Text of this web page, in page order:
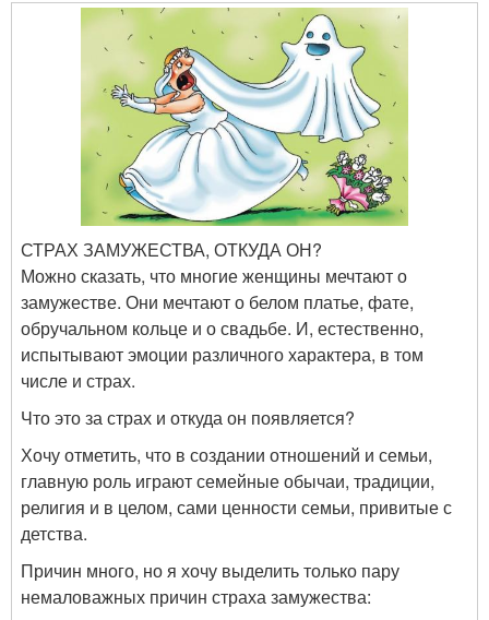
СТРАХ ЗАМУЖЕСТВА, ОТКУДА ОН?
Можно сказать, что многие женщины мечтают о
замужестве. Они мечтают о белом платье, фате,
обручальном кольце и о свадьбе. И, естественно,
испытывают эмоции различного характера, в том
числе и страх.
Что это за страх и откуда он появляется?
Хочу отметить, что в создании отношений и семьи,
главную роль играют семейные обычаи, традиции,
религия и в целом, сами ценности семьи, привитые с
детства.
Причин много, но я хочу выделить только пару
немаловажных причин страха замужества: